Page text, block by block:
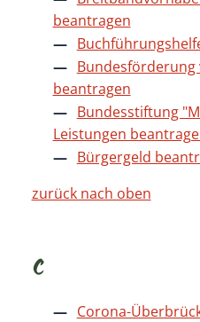
beantragen
Bundesförderung
beantragen
Bundesstiftung
Leistungen
Bürgergeld
zurück nach oben
C
Corona-